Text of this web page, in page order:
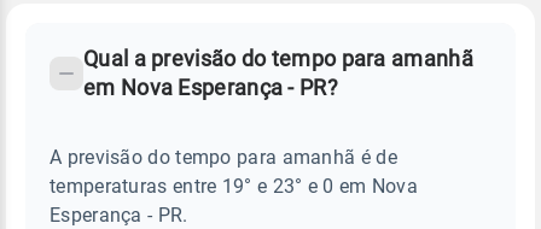
ESPERANÇA
Perguntas
sobre
chuva
Qual a previsão do tempo para amanhã
em Nova Esperança - PR?
A previsão do tempo para amanhã é de
temperaturas entre 19° e 23° e 0 em Nova
Esperança - PR.